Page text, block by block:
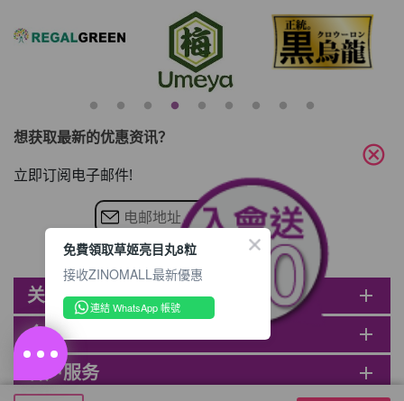
想获取最新的优惠资讯？
立即订阅电子邮件!
关于ZINOMALL add
会员 add
客户服务 add
cancel
免費領取草姬亮目丸8粒
接收ZINOMALL最新優惠
連結 WhatsApp 帳號